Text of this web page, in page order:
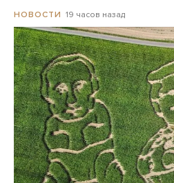
НОВОСТИ 19 часов назад